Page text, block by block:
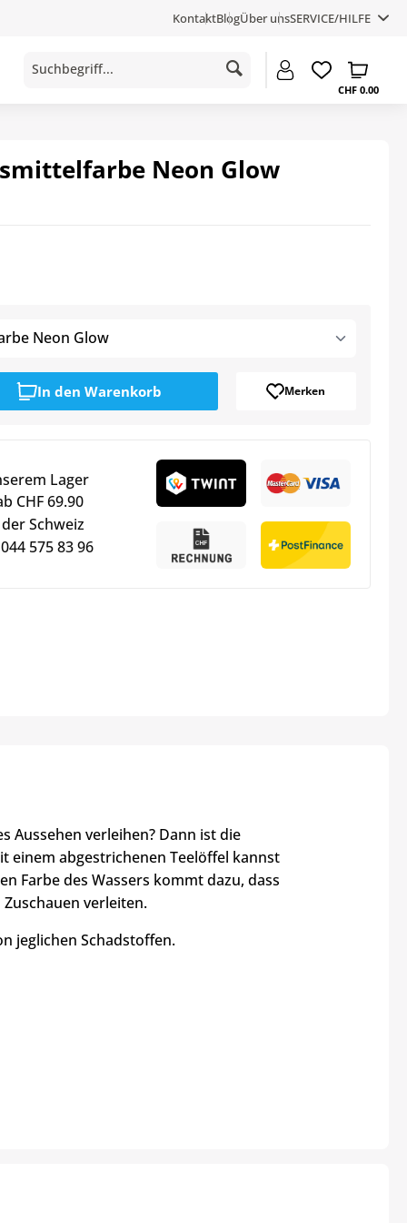
KontaktBlogÜber unsSERVICE/HILFE
CHF 0.00
Neon Glow
Neon Glow
In den Warenkorb Merken
Lager
CHF 69.90
Schweiz
575 83 96
Aussehen verleihen? Dann ist die
einem abgestrichenen Teelöffel kannst
Farbe des Wassers kommt dazu, dass
verleiten.
jeglichen Schadstoffen.